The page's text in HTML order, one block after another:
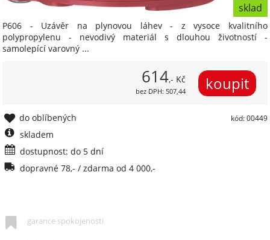
P606 - Uzávěr na plynovou láhev - z vysoce kvalitního
polypropylenu - nevodivý materiál s dlouhou životností -
samolepící varovný ...
sklad
614,- Kč
bez DPH: 507,44
kód: 00449
do oblíbených
skladem
dostupnost: do 5 dní
dopravné 78,- / zdarma od 4 000,-
garance spokojenosti